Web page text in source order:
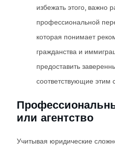
избежать этого, важно
профессиональной
которая понимает
гражданства и
предоставить
соответствующие этим
или агентство
Учитывая юридические